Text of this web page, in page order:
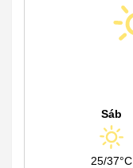
Sáb
25/37°C